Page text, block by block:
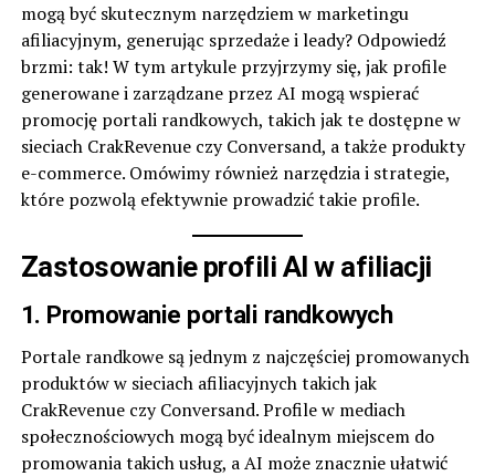
mogą być skutecznym narzędziem w marketingu
afiliacyjnym, generując sprzedaże i leady? Odpowiedź
brzmi: tak! W tym artykule przyjrzymy się, jak profile
generowane i zarządzane przez AI mogą wspierać
promocję portali randkowych, takich jak te dostępne w
sieciach CrakRevenueczyConversand, a także produkty
e-commerce. Omówimy również narzędzia i strategie,
które pozwolą efektywnie prowadzić takie profile.
Zastosowanie profili AI w afiliacji
1. Promowanie portali randkowych
Portale randkowe są jednym z najczęściej promowanych
produktów w sieciach afiliacyjnych takich jak
CrakRevenueczyConversand. Profile w mediach
społecznościowych mogą być idealnym miejscem do
promowania takich usług, a AI może znacznie ułatwić